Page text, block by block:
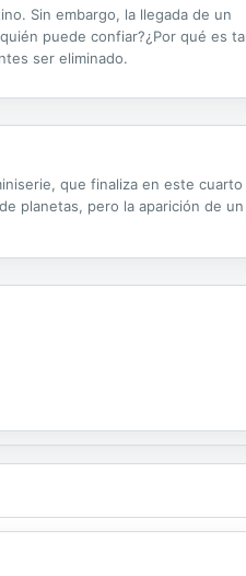
Sin embargo, la llegada de un
puede confiar?¿Por qué es
ser eliminado.
que finaliza en este cuarto
planetas, pero la aparición de un